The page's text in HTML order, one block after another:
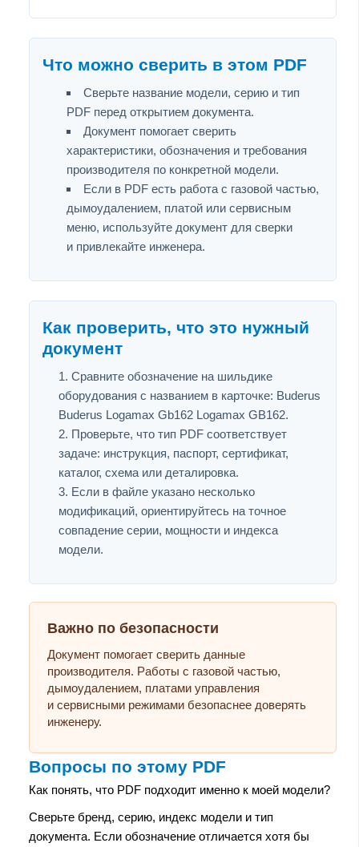
Что можно сверить в этом PDF
Сверьте название модели, серию и тип
PDF перед открытием документа.
Документ помогает сверить
характеристики, обозначения и требования
производителя по конкретной модели.
Если в PDF есть работа с газовой частью,
дымоудалением, платой или сервисным
меню, используйте документ для сверки
и привлекайте инженера.
Как проверить, что это нужный
документ
Сравните обозначение на шильдике
оборудования с названием в карточке: Buderus
Buderus Logamax Gb162 Logamax GB162.
Проверьте, что тип PDF соответствует
задаче: инструкция, паспорт, сертификат,
каталог, схема или деталировка.
Если в файле указано несколько
модификаций, ориентируйтесь на точное
совпадение серии, мощности и индекса
модели.
Важно по безопасности
Документ помогает сверить данные
производителя. Работы с газовой частью,
дымоудалением, платами управления
и сервисными режимами безопаснее доверять
инженеру.
Вопросы по этому PDF
Как понять, что PDF подходит именно к моей модели?
Сверьте бренд, серию, индекс модели и тип
документа. Если обозначение отличается хотя бы